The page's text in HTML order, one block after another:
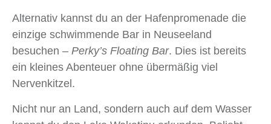
Alternativ kannst du an der Hafenpromenade die
einzige schwimmende Bar in Neuseeland
besuchen – Perky’s Floating Bar. Dies ist bereits
ein kleines Abenteuer ohne übermäßig viel
Nervenkitzel.
Nicht nur an Land, sondern auch auf dem Wasser